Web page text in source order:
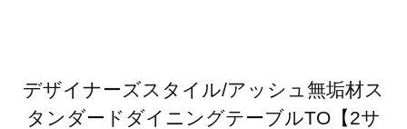
デザイナーズスタイル/アッシュ無垢材ス
タンダードダイニングテーブルTO【2サ